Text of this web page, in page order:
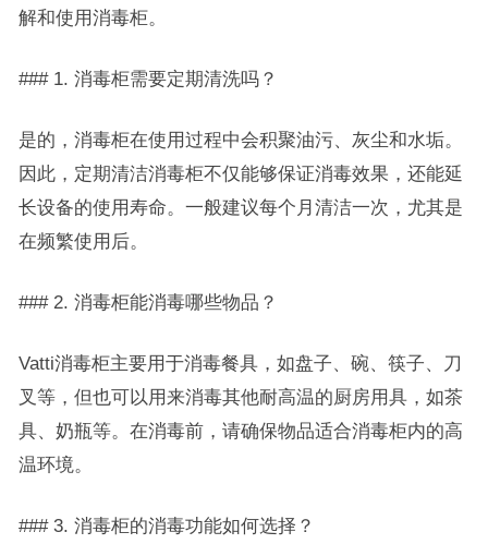
解和使用消毒柜。
### 1. 消毒柜需要定期清洗吗？
是的，消毒柜在使用过程中会积聚油污、灰尘和水垢。
因此，定期清洁消毒柜不仅能够保证消毒效果，还能延
长设备的使用寿命。一般建议每个月清洁一次，尤其是
在频繁使用后。
### 2. 消毒柜能消毒哪些物品？
Vatti消毒柜主要用于消毒餐具，如盘子、碗、筷子、刀
叉等，但也可以用来消毒其他耐高温的厨房用具，如茶
具、奶瓶等。在消毒前，请确保物品适合消毒柜内的高
温环境。
### 3. 消毒柜的消毒功能如何选择？